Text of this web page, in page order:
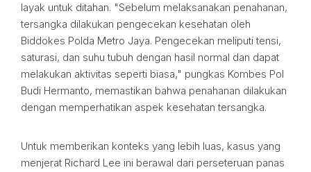
layak untuk ditahan. "Sebelum melaksanakan penahanan,
tersangka dilakukan pengecekan kesehatan oleh
Biddokes Polda Metro Jaya. Pengecekan meliputi tensi,
saturasi, dan suhu tubuh dengan hasil normal dan dapat
melakukan aktivitas seperti biasa," pungkas Kombes Pol
Budi Hermanto, memastikan bahwa penahanan dilakukan
dengan memperhatikan aspek kesehatan tersangka.
Untuk memberikan konteks yang lebih luas, kasus yang
menjerat Richard Lee ini berawal dari perseteruan panas